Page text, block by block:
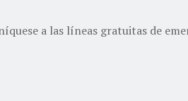
a las líneas gratuitas de